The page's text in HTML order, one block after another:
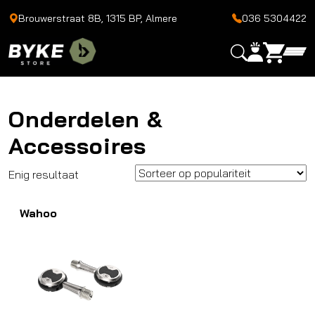
Brouwerstraat 8B, 1315 BP, Almere 036 5304422
Onderdelen &
Accessoires
Enig resultaat
Wahoo